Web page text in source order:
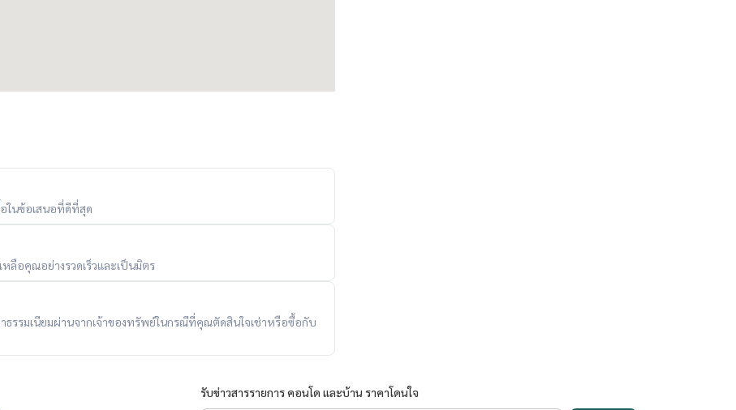
ในข้อเสนอที่ดีที่สุด
ลือคุณอย่างรวดเร็วและเป็นมิตร
ธรรมเนียมผ่านจากเจ้าของทรัพย์ในกรณีที่คุณตัดสินใจเช่าหรือซื้อกับ
รับข่าวสารรายการ คอนโด และบ้าน ราคาโดนใจ